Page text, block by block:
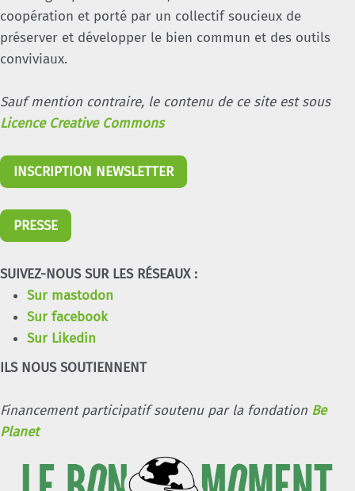
coopération et porté par un collectif soucieux de
préserver et développer le bien commun et des outils
conviviaux.
Sauf mention contraire, le contenu de ce site est sous
Licence Creative Commons
INSCRIPTION NEWSLETTER
PRESSE
SUIVEZ-NOUS SUR LES RÉSEAUX :
Sur mastodon
Sur facebook
Sur Likedin
ILS NOUS SOUTIENNENT
Financement participatif soutenu par la fondation Be
Planet